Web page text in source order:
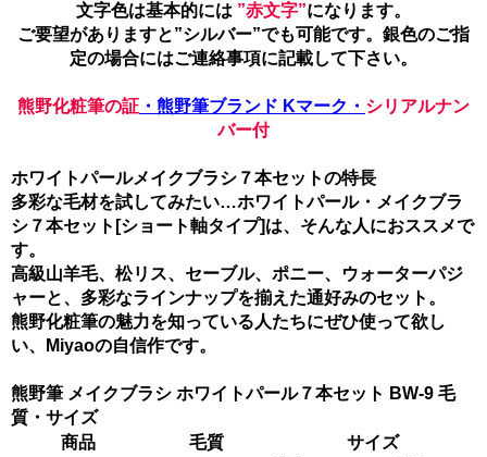
文字色は基本的には ”赤文字”になります。
ご要望がありますと”シルバー”でも可能です。銀色のご指
定の場合にはご連絡事項に記載して下さい。
熊野化粧筆の証 ・熊野筆ブランド Kマーク・ シリアルナン
バー付
ホワイトパールメイクブラシ７本セットの特長
多彩な毛材を試してみたい…ホワイトパール・メイクブラ
シ７本セット[ショート軸タイプ]は、そんな人におススメで
す。
高級山羊毛、松リス、セーブル、ポニー、ウォーターパジ
ャーと、多彩なラインナップを揃えた通好みのセット。
熊野化粧筆の魅力を知っている人たちにぜひ使って欲し
い、Miyaoの自信作です。
熊野筆 メイクブラシ ホワイトパール７本セット BW-9 毛
質・サイズ
商品
毛質 サイズ